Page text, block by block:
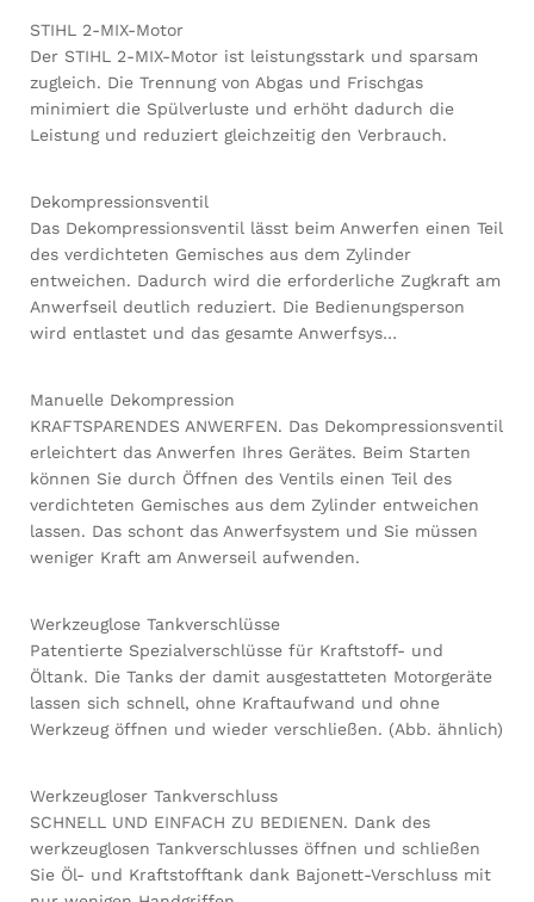
STIHL 2-MIX-Motor
Der STIHL 2-MIX-Motor ist leistungsstark und sparsam
zugleich. Die Trennung von Abgas und Frischgas
minimiert die Spülverluste und erhöht dadurch die
Leistung und reduziert gleichzeitig den Verbrauch.
Dekompressionsventil
Das Dekompressionsventil lässt beim Anwerfen einen Teil
des verdichteten Gemisches aus dem Zylinder
entweichen. Dadurch wird die erforderliche Zugkraft am
Anwerfseil deutlich reduziert. Die Bedienungsperson
wird entlastet und das gesamte Anwerfsys…
Manuelle Dekompression
KRAFTSPARENDES ANWERFEN. Das Dekompressionsventil
erleichtert das Anwerfen Ihres Gerätes. Beim Starten
können Sie durch Öffnen des Ventils einen Teil des
verdichteten Gemisches aus dem Zylinder entweichen
lassen. Das schont das Anwerfsystem und Sie müssen
weniger Kraft am Anwerseil aufwenden.
Werkzeuglose Tankverschlüsse
Patentierte Spezialverschlüsse für Kraftstoff- und
Öltank. Die Tanks der damit ausgestatteten Motorgeräte
lassen sich schnell, ohne Kraftaufwand und ohne
Werkzeug öffnen und wieder verschließen. (Abb. ähnlich)
Werkzeugloser Tankverschluss
SCHNELL UND EINFACH ZU BEDIENEN. Dank des
werkzeuglosen Tankverschlusses öffnen und schließen
Sie Öl- und Kraftstofftank dank Bajonett-Verschluss mit